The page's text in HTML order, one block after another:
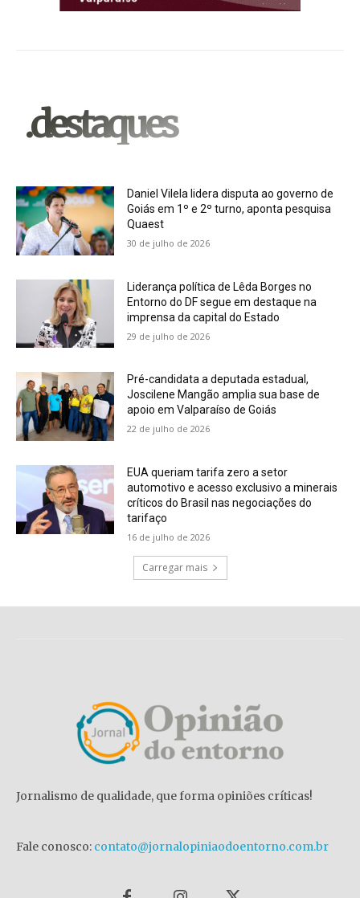
.destaques
Daniel Vilela lidera disputa ao governo de
Goiás em 1º e 2º turno, aponta pesquisa
Quaest
30 de julho de 2026
Liderança política de Lêda Borges no
Entorno do DF segue em destaque na
imprensa da capital do Estado
29 de julho de 2026
Pré-candidata a deputada estadual,
Joscilene Mangão amplia sua base de
apoio em Valparaíso de Goiás
22 de julho de 2026
EUA queriam tarifa zero a setor
automotivo e acesso exclusivo a minerais
críticos do Brasil nas negociações do
tarifaço
16 de julho de 2026
Carregar mais
Jornalismo de qualidade, que forma opiniões críticas!
Fale conosco: contato@jornalopiniaodoentorno.com.br